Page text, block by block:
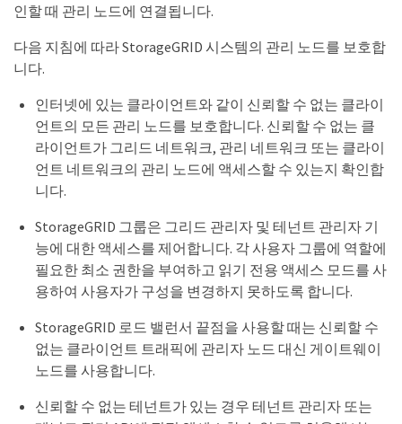
인할 때 관리 노드에 연결됩니다.
다음 지침에 따라 StorageGRID 시스템의 관리 노드를 보호합
니다.
인터넷에 있는 클라이언트와 같이 신뢰할 수 없는 클라이
언트의 모든 관리 노드를 보호합니다. 신뢰할 수 없는 클
라이언트가 그리드 네트워크, 관리 네트워크 또는 클라이
언트 네트워크의 관리 노드에 액세스할 수 있는지 확인합
니다.
StorageGRID 그룹은 그리드 관리자 및 테넌트 관리자 기
능에 대한 액세스를 제어합니다. 각 사용자 그룹에 역할에
필요한 최소 권한을 부여하고 읽기 전용 액세스 모드를 사
용하여 사용자가 구성을 변경하지 못하도록 합니다.
StorageGRID 로드 밸런서 끝점을 사용할 때는 신뢰할 수
없는 클라이언트 트래픽에 관리자 노드 대신 게이트웨이
노드를 사용합니다.
신뢰할 수 없는 테넌트가 있는 경우 테넌트 관리자 또는